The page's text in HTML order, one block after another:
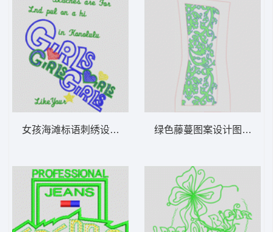
女孩海滩标语刺绣设计 字母 绿色藤蔓图案设计图 抽象叶